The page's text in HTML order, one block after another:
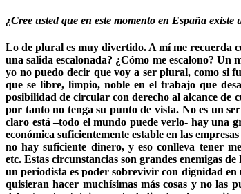
¿Cree usted que en este momento en España
Lo de plural es muy divertido. A mí me recuerda
una salida escalonada? ¿Cómo me escalono?
yo no puedo decir que voy a ser plural, como si
que se libre, limpio, noble en el trabajo que
posibilidad de circular con derecho al alcance de
por tanto no tenga su punto de vista. No es un
claro está –todo el mundo puede verlo- hay una
económica suficientemente estable en las
no hay suficiente dinero, y eso conlleva tener
etc. Estas circunstancias son grandes enemigas
un periodista es poder sobrevivir con dignidad en
quisieran hacer muchísimas más cosas y no las